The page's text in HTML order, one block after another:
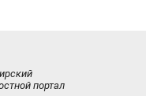
портал